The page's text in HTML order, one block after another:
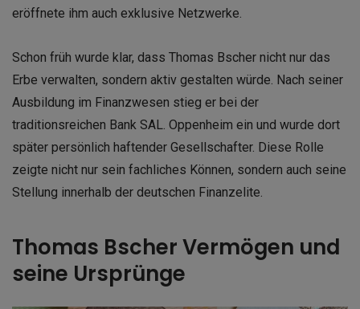
eröffnete ihm auch exklusive Netzwerke.
Schon früh wurde klar, dass Thomas Bscher nicht nur das
Erbe verwalten, sondern aktiv gestalten würde. Nach seiner
Ausbildung im Finanzwesen stieg er bei der
traditionsreichen Bank SAL. Oppenheim ein und wurde dort
später persönlich haftender Gesellschafter. Diese Rolle
zeigte nicht nur sein fachliches Können, sondern auch seine
Stellung innerhalb der deutschen Finanzelite.
Thomas Bscher Vermögen und
seine Ursprünge